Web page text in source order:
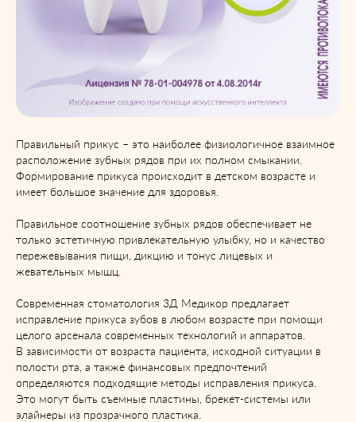
Правильный прикус – это наиболее физиологичное взаимное
расположение зубных рядов при их полном смыкании.
Формирование прикуса происходит в детском возрасте и
имеет большое значение для здоровья.
Правильное соотношение зубных рядов обеспечивает не
только эстетичную привлекательную улыбку, но и качество
пережевывания пищи, дикцию и тонус лицевых и
жевательных мышц.
Современная стоматология 3Д Медикор предлагает
исправление прикуса зубов в любом возрасте при помощи
целого арсенала современных технологий и аппаратов.
В зависимости от возраста пациента, исходной ситуации в
полости рта, а также финансовых предпочтений
определяются подходящие методы исправления прикуса.
Это могут быть съемные пластины, брекет-системы или
элайнеры из прозрачного пластика.